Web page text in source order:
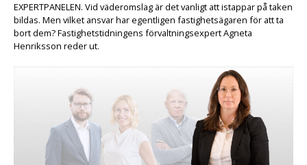
EXPERTPANELEN. Vid väderomslag är det vanligt att istappar på taken
bildas. Men vilket ansvar har egentligen fastighetsägaren för att ta
bort dem? Fastighetstidningens förvaltningsexpert Agneta
Henriksson reder ut.